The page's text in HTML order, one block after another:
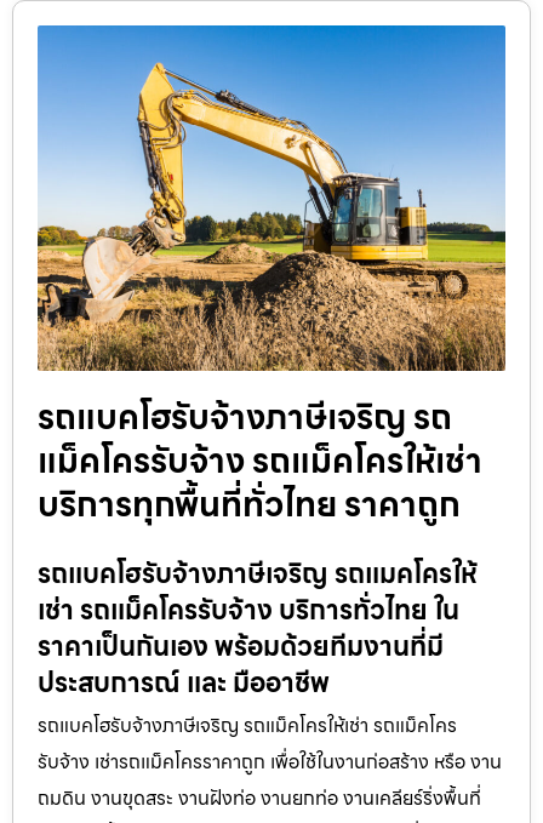
รถแบคโฮรับจ้างภาษีเจริญ รถ
แม็คโครรับจ้าง รถแม็คโครให้เช่า
บริการทุกพื้นที่ทั่วไทย ราคาถูก
รถแบคโฮรับจ้างภาษีเจริญ รถแมคโครให้
เช่า รถแม็คโครรับจ้าง บริการทั่วไทย ใน
ราคาเป็นกันเอง พร้อมด้วยทีมงานที่มี
ประสบการณ์ และ มืออาชีพ
รถแบคโฮรับจ้างภาษีเจริญ รถแม็คโครให้เช่า รถแม็คโคร
รับจ้าง เช่ารถแม็คโครราคาถูก เพื่อใช้ในงานก่อสร้าง หรือ งาน
ถมดิน งานขุดสระ งานฝังท่อ งานยกท่อ งานเคลียร์ริ่งพื้นที่